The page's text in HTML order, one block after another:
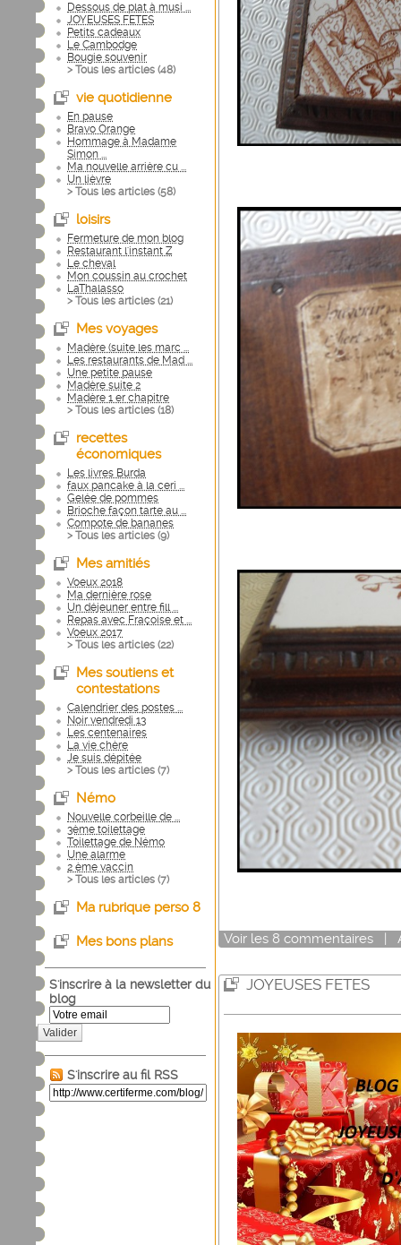
Dessous de plat à musi ...
JOYEUSES FETES
Petits cadeaux
Le Cambodge
Bougie souvenir
> Tous les articles (48)
vie quotidienne
En pause
Bravo Orange
Hommage à Madame
Simon ...
Ma nouvelle arrière cu ...
Un lièvre
> Tous les articles (58)
loisirs
Fermeture de mon blog
Restaurant l'instant Z
Le cheval
Mon coussin au crochet
LaThalasso
> Tous les articles (21)
Mes voyages
Madère (suite les marc ...
Les restaurants de Mad ...
Une petite pause
Madère suite 2
Madère 1 er chapitre
> Tous les articles (18)
recettes
économiques
Les livres Burda
faux pancake à la ceri ...
Gelée de pommes
Brioche façon tarte au ...
Compote de bananes
> Tous les articles (9)
Mes amitiés
Voeux 2018
Ma dernière rose
Un déjeuner entre fill ...
Repas avec Fraçoise et ...
Voeux 2017
> Tous les articles (22)
Mes soutiens et
contestations
Calendrier des postes ...
Noir vendredi 13
Les centenaires
La vie chère
Je suis dépitée
> Tous les articles (7)
Némo
Nouvelle corbeille de ...
3ème toilettage
Toilettage de Némo
Une alarme
2 ème vaccin
> Tous les articles (7)
Ma rubrique perso 8
Mes bons plans
S'inscrire à la newsletter du
blog
Valider
S'inscrire au fil RSS
Voir les 8 commentaires |
JOYEUSES FETES